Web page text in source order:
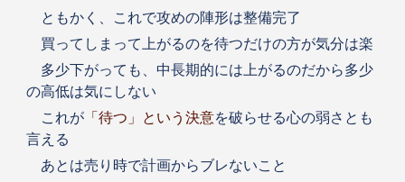
ともかく、これで攻めの陣形は整備完了
買ってしまって上がるのを待つだけの方が気分は楽
多少下がっても、中長期的には上がるのだから多少
の高低は気にしない
これが「待つ」という決意を破らせる心の弱さとも
言える
あとは売り時で計画からブレないこと